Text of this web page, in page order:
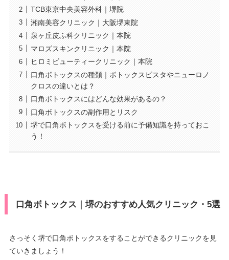
TCB東京中央美容外科｜堺院
湘南美容クリニック｜大阪堺東院
泉ヶ丘皮ふ科クリニック｜本院
マロズスキンクリニック｜本院
ヒロミビューティークリニック｜本院
口角ボトックスの種類｜ボトックスビスタやニューロノ
クロスの違いとは？
口角ボトックスにはどんな効果があるの？
口角ボトックスの副作用とリスク
堺で口角ボトックスを受ける前に予備知識を持っておこ
う！
口角ボトックス｜堺のおすすめ人気クリニック・5選
さっそく堺で口角ボトックスをすることができるクリニックを見
ていきましょう！